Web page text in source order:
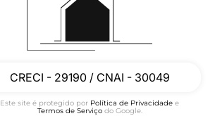
CRECI - 29190 / CNAI - 30049
Este site é protegido por Política de Privacidade e
Termos de Serviçodo Google.